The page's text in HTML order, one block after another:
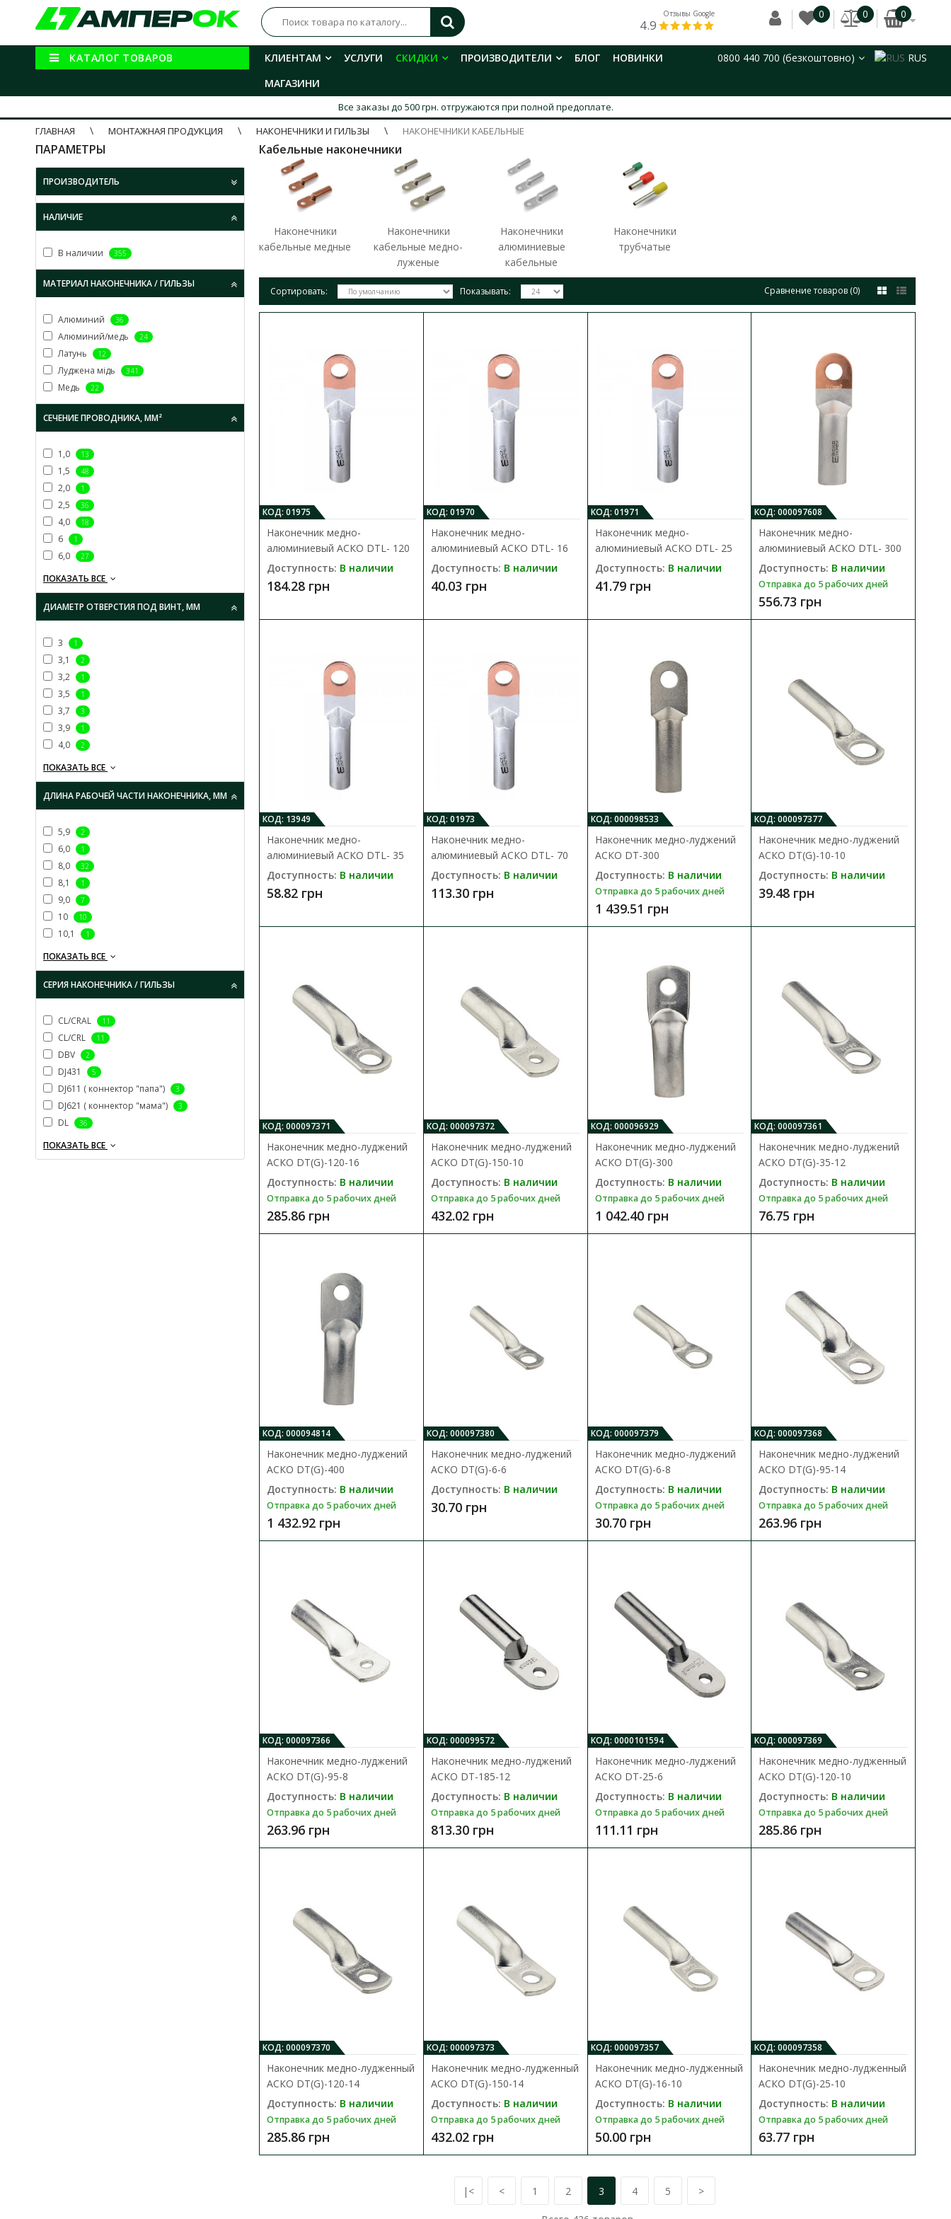
Отзывы Google
4.9
0 0 0
КАТАЛОГ ТОВАРОВ КЛИЕНТАМ УСЛУГИ СКИДКИ ПРОИЗВОДИТЕЛИ БЛОГ
НОВИНКИ
МАГАЗИНИ
0800 440 700 (безкоштовно) RUS
Все заказы до 500 грн. отгружаются при полной предоплате.
ГЛАВНАЯ
МОНТАЖНАЯ ПРОДУКЦИЯ НАКОНЕЧНИКИ И ГИЛЬЗЫ НАКОНЕЧНИКИ КАБЕЛЬНЫЕ
ПАРАМЕТРЫ
ПРОИЗВОДИТЕЛЬ
НАЛИЧИЕ
В наличии 355
МАТЕРИАЛ НАКОНЕЧНИКА / ГИЛЬЗЫ
Алюминий 36
Алюминий/медь 24
Латунь 12
Луджена мідь 341
Медь 22
СЕЧЕНИЕ ПРОВОДНИКА, ММ²
1,0 13
1,5 48
2,0 1
2,5 36
4,0 18
6 1
6,0 27
ПОКАЗАТЬ ВСЕ
ДИАМЕТР ОТВЕРСТИЯ ПОД ВИНТ, ММ
3 1
3,1 2
3,2 1
3,5 1
3,7 3
3,9 1
4,0 2
ПОКАЗАТЬ ВСЕ
ДЛИНА РАБОЧЕЙ ЧАСТИ НАКОНЕЧНИКА, ММ
5,9 2
6,0 1
8,0 32
8,1 1
9,0 7
10 10
10,1 1
ПОКАЗАТЬ ВСЕ
СЕРИЯ НАКОНЕЧНИКА / ГИЛЬЗЫ
CL/CRAL 11
CL/CRL 11
DBV 2
DJ431 5
DJ611 ( коннектор "папа") 3
DJ621 ( коннектор "мама") 3
DL 36
ПОКАЗАТЬ ВСЕ
Кабельные наконечники
Наконечники
кабельные медные
Наконечники
кабельные медно-
луженые
Наконечники
алюминиевые
кабельные
Наконечники
трубчатые
Сравнение товаров (0)
Сортировать: Показывать:
Доступность: В наличии
Кабельный наконечник АСКО серии DTL представляет собой
В КОРЗИНУ
В сравнения
В закладки
Доступность: В наличии
специальный элемент, который предназначен для..
В КОРЗИНУ
Наконечник медно-алюминиевый АСКО DTL- 25
Кабельный наконечник АСКО серии DTL представляет собой
специальный элемент, который предназначен для..
41.79 грн
В закладки
Наконечник медно-алюминиевый АСКО DTL- 300
Доступность: В наличии
Отправка до 5 рабочих дней
Предназначен для оконцевания кабеля с алюминиевыми жилами
методом опрессовки для последующего присое..
В КОРЗИНУ
В сравнения
В закладки
Наконечник медно-алюминиевый АСКО DTL- 35
58.82 грн
Наконечник медно-алюминиевый АСКО DTL- 70
Доступность:
Кабельный наконечник АСКО серии DTL представляет собой
специальный элемент, который предназначен для..
113.30 грн
В КОРЗИНУ
В сравнения
Наконечник медно-луджений АСКО DT-300
В наличии
Предназначены для оконцевания проводов и кабелей с медными
жилами методом опрессовки. Преимуществ..
1 439.51 грн
В КОРЗИНУ
В закладки
Доступность:
Предназначены для оконцевания проводов и кабелей с медными
жилами методом опрессовки. Преимуществ..
В сравнения
В закладки
Наконечник медно-луджений АСКО DТ(G)-120-16
Доступность:
Отправка до 5 рабочих дней
жилами методом опрессовки. Преимуществ..
КОД: 01975
Наконечник медно-
алюминиевый АСКО DTL- 120
Доступность: В наличии
184.28 грн
КОД: 01970
Наконечник медно-
алюминиевый АСКО DTL- 16
Доступность: В наличии
40.03 грн
КОД: 01971
Наконечник медно-
алюминиевый АСКО DTL- 25
Доступность: В наличии
41.79 грн
КОД: 000097608
Наконечник медно-
алюминиевый АСКО DTL- 300
Доступность: В наличии
Отправка до 5 рабочих дней
556.73 грн
КОД: 13949
Наконечник медно-
алюминиевый АСКО DTL- 35
Доступность: В наличии
58.82 грн
КОД: 01973
Наконечник медно-
алюминиевый АСКО DTL- 70
Доступность: В наличии
113.30 грн
КОД: 000098533
Наконечник медно-луджений
АСКО DT-300
Доступность: В наличии
Отправка до 5 рабочих дней
1 439.51 грн
КОД: 000097377
Наконечник медно-луджений
АСКО DТ(G)-10-10
Доступность: В наличии
39.48 грн
КОД: 000097371
Наконечник медно-луджений
АСКО DТ(G)-120-16
Доступность: В наличии
Отправка до 5 рабочих дней
285.86 грн
КОД: 000097372
Наконечник медно-луджений
АСКО DТ(G)-150-10
Доступность: В наличии
Отправка до 5 рабочих дней
432.02 грн
КОД: 000096929
Наконечник медно-луджений
АСКО DТ(G)-300
Доступность: В наличии
Отправка до 5 рабочих дней
1 042.40 грн
КОД: 000097361
Наконечник медно-луджений
АСКО DТ(G)-35-12
Доступность: В наличии
Отправка до 5 рабочих дней
76.75 грн
КОД: 000094814
Наконечник медно-луджений
АСКО DТ(G)-400
Доступность: В наличии
Отправка до 5 рабочих дней
1 432.92 грн
КОД: 000097380
Наконечник медно-луджений
АСКО DТ(G)-6-6
Доступность: В наличии
30.70 грн
КОД: 000097379
Наконечник медно-луджений
АСКО DТ(G)-6-8
Доступность: В наличии
Отправка до 5 рабочих дней
30.70 грн
КОД: 000097368
Наконечник медно-луджений
АСКО DТ(G)-95-14
Доступность: В наличии
Отправка до 5 рабочих дней
263.96 грн
КОД: 000097366
Наконечник медно-луджений
АСКО DТ(G)-95-8
Доступность: В наличии
Отправка до 5 рабочих дней
263.96 грн
КОД: 000099572
Наконечник медно-луджений
АСКО DТ-185-12
Доступность: В наличии
Отправка до 5 рабочих дней
813.30 грн
КОД: 0000101594
Наконечник медно-луджений
АСКО DТ-25-6
Доступность: В наличии
Отправка до 5 рабочих дней
111.11 грн
КОД: 000097369
Наконечник медно-лудженный
АСКО DТ(G)-120-10
Доступность: В наличии
Отправка до 5 рабочих дней
285.86 грн
КОД: 000097370
Наконечник медно-лудженный
АСКО DТ(G)-120-14
Доступность: В наличии
Отправка до 5 рабочих дней
285.86 грн
КОД: 000097373
Наконечник медно-лудженный
АСКО DТ(G)-150-14
Доступность: В наличии
Отправка до 5 рабочих дней
432.02 грн
КОД: 000097357
Наконечник медно-лудженный
АСКО DТ(G)-16-10
Доступность: В наличии
Отправка до 5 рабочих дней
50.00 грн
КОД: 000097358
Наконечник медно-лудженный
АСКО DТ(G)-25-10
Доступность: В наличии
Отправка до 5 рабочих дней
63.77 грн
|< < 1 2 3 4 5 >